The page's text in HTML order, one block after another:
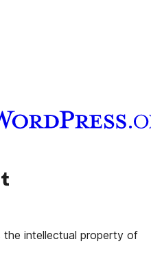
અમારા Tumblr એકાઉન્ટની મુલાકાત લો
the intellectual property of